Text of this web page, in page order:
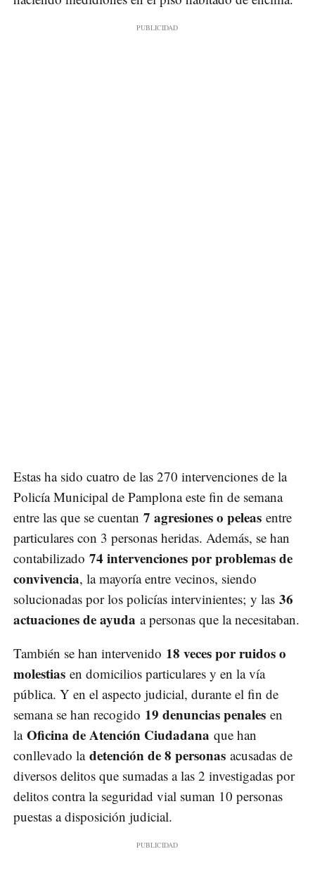
Estas ha sido cuatro de las 270 intervenciones de la
Policía Municipal de Pamplona este fin de semana
entre las que se cuentan 7 agresiones o peleas entre
particulares con 3 personas heridas. Además, se han
contabilizado 74 intervenciones por problemas de
convivencia, la mayoría entre vecinos, siendo
solucionadas por los policías intervinientes; y las 36
actuaciones de ayuda a personas que la necesitaban.
También se han intervenido 18 veces por ruidos o
molestias en domicilios particulares y en la vía
pública. Y en el aspecto judicial, durante el fin de
semana se han recogido 19 denuncias penales en
la Oficina de Atención Ciudadana que han
conllevado la detención de 8 personas acusadas de
diversos delitos que sumadas a las 2 investigadas por
delitos contra la seguridad vial suman 10 personas
puestas a disposición judicial.